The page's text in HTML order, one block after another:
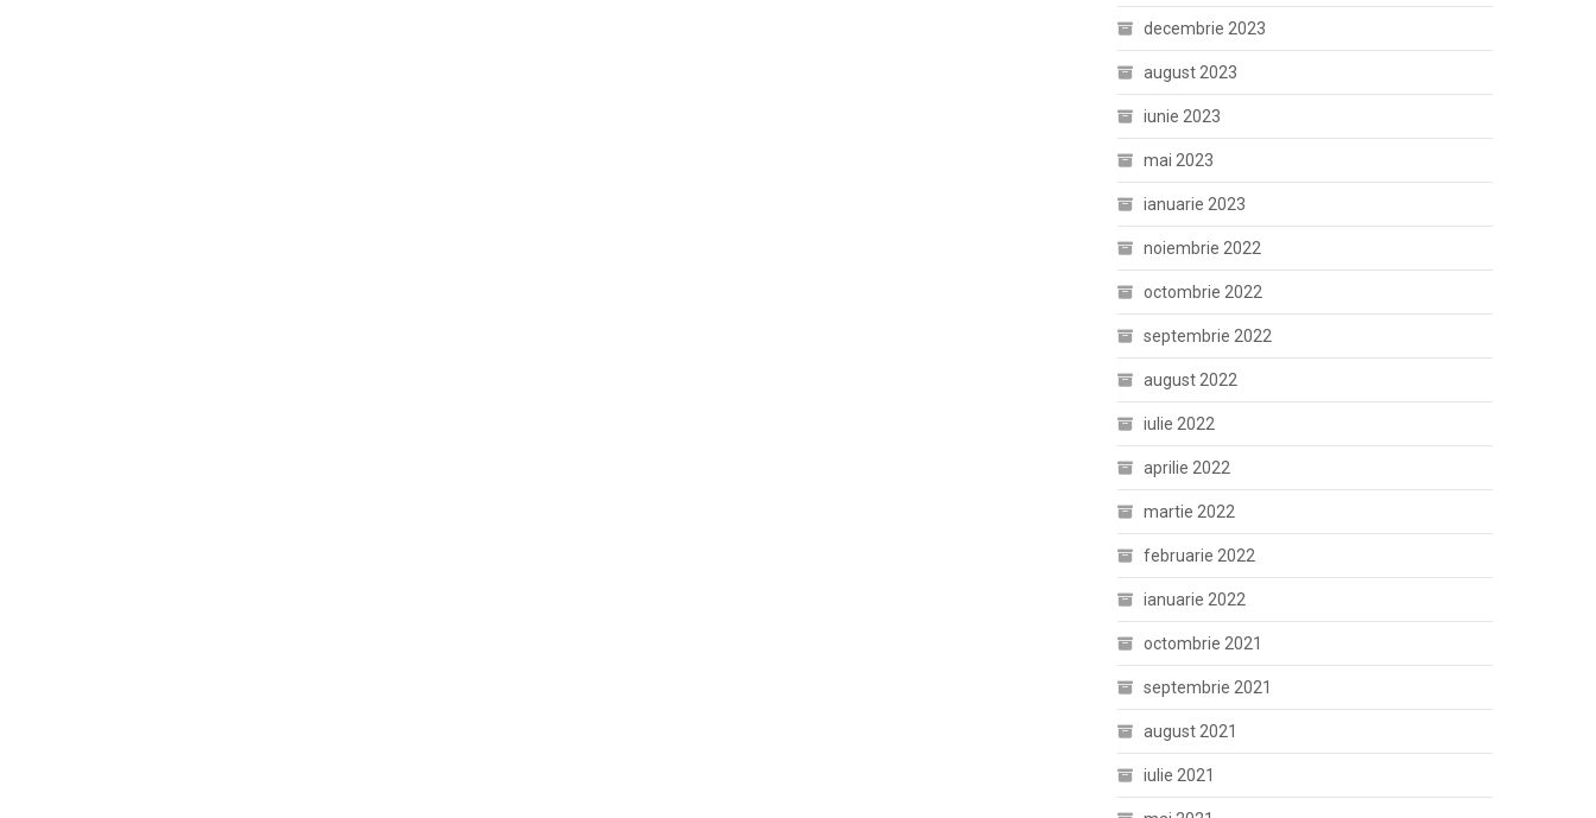
decembrie 2023
august 2023
iunie 2023
mai 2023
ianuarie 2023
noiembrie 2022
octombrie 2022
septembrie 2022
august 2022
iulie 2022
aprilie 2022
martie 2022
februarie 2022
ianuarie 2022
octombrie 2021
septembrie 2021
august 2021
iulie 2021